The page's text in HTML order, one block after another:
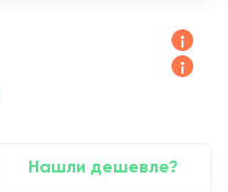
Нашли дешевле?